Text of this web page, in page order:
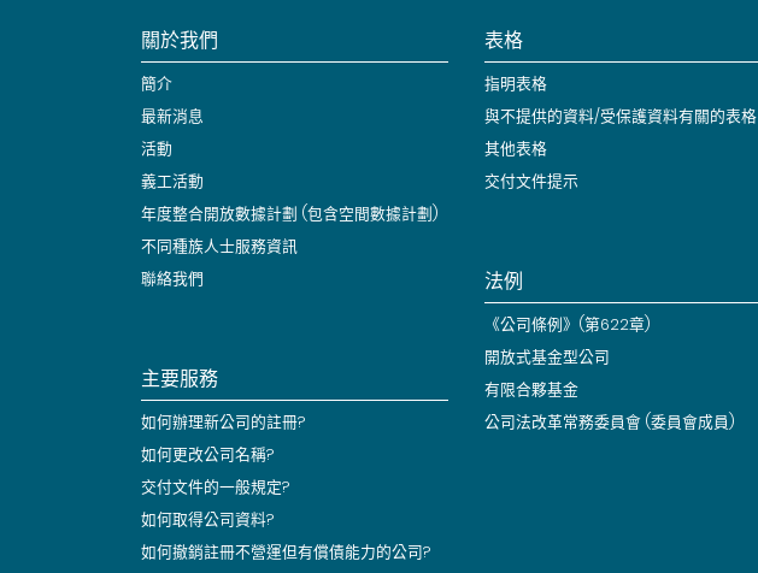
關於我們
簡介
最新消息
活動
義工活動
年度整合開放數據計劃 (包含空間數據計劃)
不同種族人士服務資訊
聯絡我們
主要服務
如何辦理新公司的註冊?
如何更改公司名稱?
交付文件的一般規定?
如何取得公司資料?
如何撤銷註冊不營運但有償債能力的公司?
表格
指明表格
與不提供的資料/受保護資料有關的表格
其他表格
交付文件提示
法例
《公司條例》(第622章)
開放式基金型公司
有限合夥基金
公司法改革常務委員會 (委員會成員)